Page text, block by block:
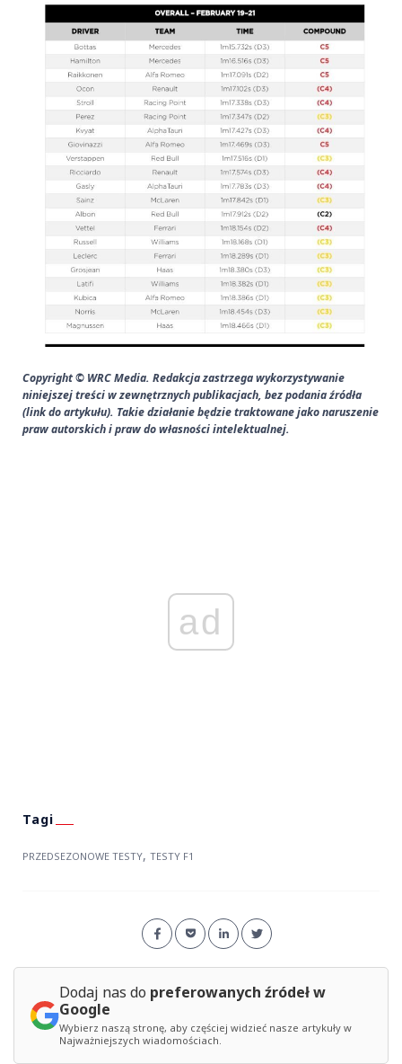
Copyright © WRC Media. Redakcja zastrzega wykorzystywanie
niniejszej treści w zewnętrznych publikacjach, bez podania źródła
(link do artykułu). Takie działanie będzie traktowane jako naruszenie
praw autorskich i praw do własności intelektualnej.
ad
PRZEDSEZONOWE TESTY, TESTY F1
Dodaj nas do preferowanych źródeł w
Google
Wybierz naszą stronę, aby częściej widzieć nasze artykuły w
Najważniejszych wiadomościach.